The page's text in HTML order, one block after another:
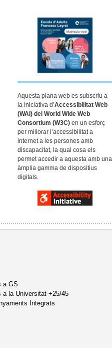
Aquesta plana web es subscriu a
la Iniciativa d’Accessibilitat Web
(WAI) del World Wide Web
Consortium (W3C) en un esforç
per millorar l’accessibilitat a
internet a les persones amb
discapacitat, la qual cosa els
permet accedir a aquesta amb una
àmplia gamma de dispositius
digitals.
a GS
a la Universitat +25/45
Integrats